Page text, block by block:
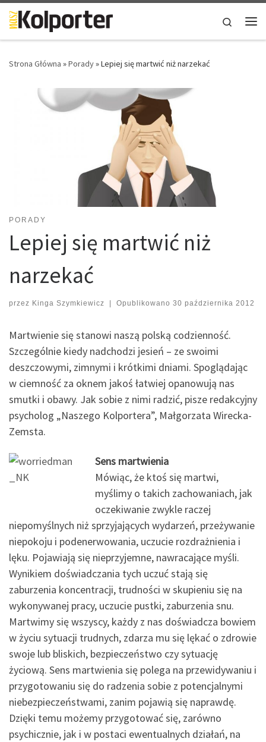
Skip to content
Search
Strona Główna »Porady»Lepiej się martwić niż narzekać
PORADY
Lepiej się martwić niż
narzekać
przez Kinga Szymkiewicz Opublikowano 30 października 2012
Martwienie się stanowi naszą polską codzienność.
Szczególnie kiedy nadchodzi jesień – ze swoimi
deszczowymi, zimnymi i krótkimi dniami. Spoglądając
w ciemność za oknem jakoś łatwiej opanowują nas
smutki i obawy. Jak sobie z nimi radzić, pisze redakcyjny
psycholog „Naszego Kolportera”, Małgorzata Wirecka-
Zemsta.
Sens martwienia
Mówiąc, że ktoś się martwi,
myślimy o takich zachowaniach, jak
oczekiwanie zwykle raczej
niepomyślnych niż sprzyjających wydarzeń, przeżywanie
niepokoju i podenerwowania, uczucie rozdrażnienia i
lęku. Pojawiają się nieprzyjemne, nawracające myśli.
Wynikiem doświadczania tych uczuć stają się
zaburzenia koncentracji, trudności w skupieniu się na
wykonywanej pracy, uczucie pustki, zaburzenia snu.
Martwimy się wszyscy, każdy z nas doświadcza bowiem
w życiu sytuacji trudnych, zdarza mu się lękać o zdrowie
swoje lub bliskich, bezpieczeństwo czy sytuację
życiową. Sens martwienia się polega na przewidywaniu i
przygotowaniu się do radzenia sobie z potencjalnymi
niebezpieczeństwami, zanim pojawią się naprawdę.
Dzięki temu możemy przygotować się, zarówno
psychicznie, jak i w postaci ewentualnych działań, na